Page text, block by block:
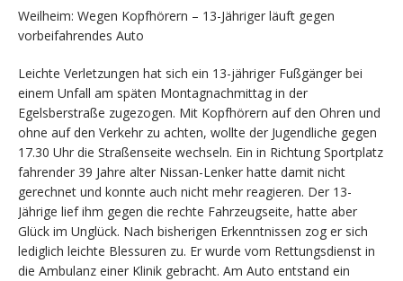
Weilheim: Wegen Kopfhörern – 13-Jähriger läuft gegen
vorbeifahrendes Auto
Leichte Verletzungen hat sich ein 13-jähriger Fußgänger bei
einem Unfall am späten Montagnachmittag in der
Egelsberstraße zugezogen. Mit Kopfhörern auf den Ohren und
ohne auf den Verkehr zu achten, wollte der Jugendliche gegen
17.30 Uhr die Straßenseite wechseln. Ein in Richtung Sportplatz
fahrender 39 Jahre alter Nissan-Lenker hatte damit nicht
gerechnet und konnte auch nicht mehr reagieren. Der 13-
Jährige lief ihm gegen die rechte Fahrzeugseite, hatte aber
Glück im Unglück. Nach bisherigen Erkenntnissen zog er sich
lediglich leichte Blessuren zu. Er wurde vom Rettungsdienst in
die Ambulanz einer Klinik gebracht. Am Auto entstand ein